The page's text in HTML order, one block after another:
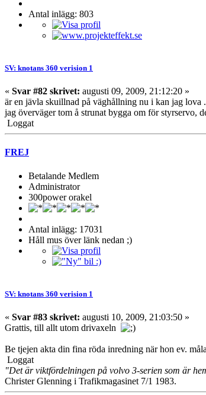
Antal inlägg: 803
SV: knotans 360 verision 1
« Svar #82 skrivet: augusti 09, 2009, 21:12:20 »
är en jävla skuillnad på väghållning nu i kan jag lova .
jag överväger tom å strunat bygga om för styrservo,
Loggat
FREJ
Betalande Medlem
Administrator
300power orakel
Antal inlägg: 17031
Håll mus över länk nedan ;)
SV: knotans 360 verision 1
« Svar #83 skrivet: augusti 10, 2009, 21:03:50 »
Grattis, till allt utom drivaxeln
Be tjejen akta din fina röda inredning när hon ev.
Loggat
"Det är viktfördelningen på volvo 3-serien som är
Christer Glenning i Trafikmagasinet 7/1 1983.